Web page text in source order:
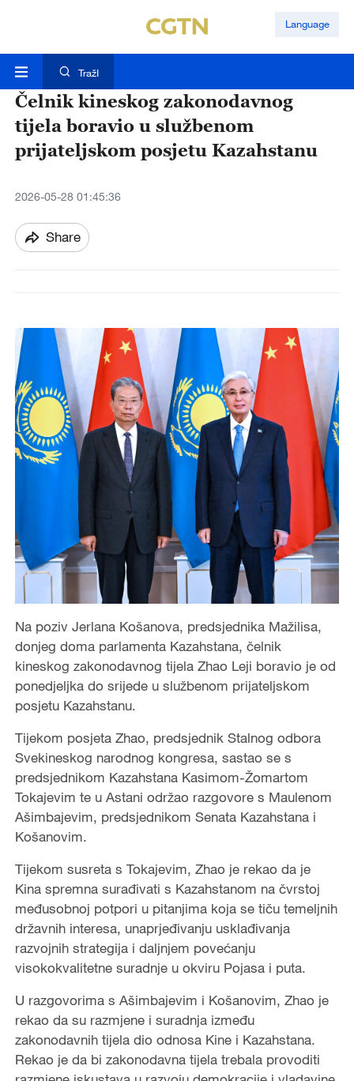
Language
TražI
Čelnik kineskog zakonodavnog
tijela boravio u službenom
prijateljskom posjetu Kazahstanu
2026-05-28 01:45:36
Share
Na poziv Jerlana Košanova, predsjednika Mažilisa,
donjeg doma parlamenta Kazahstana, čelnik
kineskog zakonodavnog tijela Zhao Leji boravio je od
ponedjeljka do srijede u službenom prijateljskom
posjetu Kazahstanu.
Tijekom posjeta Zhao, predsjednik Stalnog odbora
Svekineskog narodnog kongresa, sastao se s
predsjednikom Kazahstana Kasimom-Žomartom
Tokajevim te u Astani održao razgovore s Maulenom
Ašimbajevim, predsjednikom Senata Kazahstana i
Košanovim.
Tijekom susreta s Tokajevim, Zhao je rekao da je
Kina spremna surađivati s Kazahstanom na čvrstoj
međusobnoj potpori u pitanjima koja se tiču temeljnih
državnih interesa, unaprjeđivanju usklađivanja
razvojnih strategija i daljnjem povećanju
visokokvalitetne suradnje u okviru Pojasa i puta.
U razgovorima s Ašimbajevim i Košanovim, Zhao je
rekao da su razmjene i suradnja između
zakonodavnih tijela dio odnosa Kine i Kazahstana.
Rekao je da bi zakonodavna tijela trebala provoditi